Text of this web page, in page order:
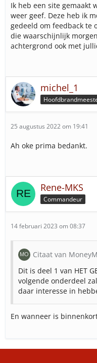
Ik heb een site gemaakt
weer geef. Deze heb ik
gedeeld om feedback te
die waarschijnlijk
achtergrond ook met
michel_1
25 augustus 2022 om 19:41
Ah oke prima bedankt.
Rene-MKS
Commandeur
14 februari 2023 om 08:37
Citaat van
Dit is deel 1 van HET
volgende onderdeel
daar interesse in
En wanneer is